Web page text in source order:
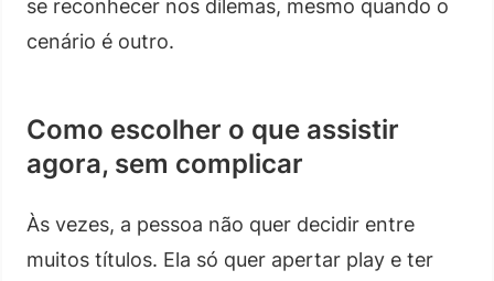
se reconhecer nos dilemas, mesmo quando o
cenário é outro.
Como escolher o que assistir
agora, sem complicar
Às vezes, a pessoa não quer decidir entre
muitos títulos. Ela só quer apertar play e ter